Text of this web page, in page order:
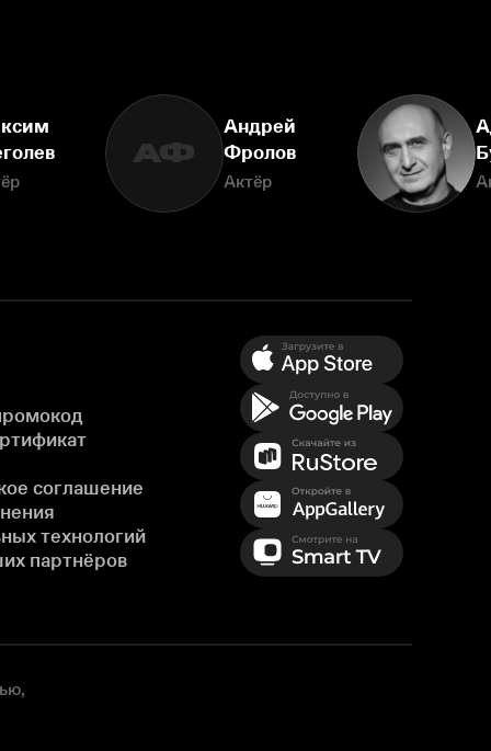
АФ
Андрей
Фролов
Актёр
соглашение
технологий
партнёров